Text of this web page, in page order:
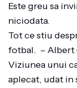
Este greu sa
niciodata.
Tot ce stiu
fotbal. – Albert
Viziunea unui
aplecat, udat in